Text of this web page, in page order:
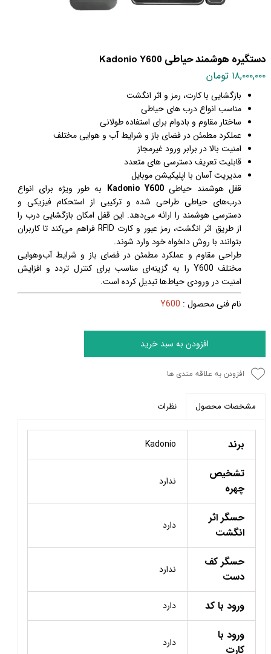
دستگیره هوشمند حیاطی Kadonio Y600
۱۸,۰۰۰,۰۰۰ تومان
بازگشایی با کارت، رمز و اثر انگشت
مناسب انواع درب های حیاطی
ساختار مقاوم و بادوام برای استفاده طولانی
عملکرد مطمئن در فضای باز و شرایط آب و هوایی مختلف
امنیت بالا در برابر ورود غیرمجاز
قابلیت تعریف دسترسی های متعدد
مدیریت آسان با اپلیکیشن موبایل
قفل هوشمند حیاطی Kadonio Y600 به طور ویژه برای انواع
درب‌های حیاطی طراحی شده و ترکیبی از استحکام فیزیکی و
دسترسی هوشمند را ارائه می‌دهد. این قفل امکان بازگشایی درب را
از طریق اثر
انگشت، رمز عبور و کارت RFID فراهم می‌کند تا کاربران
بتوانند با روش دلخواه خود وارد شوند.
طراحی مقاوم و عملکرد مطمئن در فضای باز و شرایط آب‌وهوایی
مختلف Y600 را به گزینه‌ای مناسب برای کنترل تردد و افزایش
امنیت در ورودی حیاط‌ها تبدیل کرده است.
نام فنی محصول : Y600
افزودن به سبد خرید
افزودن به علاقه مندی ها
مشخصات محصول نظرات
برند Kadonio
تشخیص
چهره
ندارد
حسگر اثر
انگشت
دارد
حسگر کف
دست
ندارد
ورود با کد دارد
ورود با
کارت
دارد